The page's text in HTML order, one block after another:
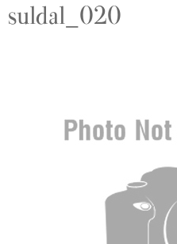
suldal_020